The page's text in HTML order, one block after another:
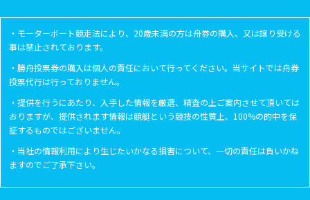
・モーターボート競走法により、20歳未満の方は舟券の購入、又は譲り受ける
事は禁止されております。
・勝舟投票券の購入は個人の責任において行ってください。当サイトでは舟券
投票代行は行っておりません。
・提供を行うにあたり、入手した情報を厳選、精査の上ご案内させて頂いては
おりますが、提供されます情報は競艇という競技の性質上、100%の的中を保
証するものではございません。
・当社の情報利用により生じたいかなる損害について、一切の責任は負いかね
ますのでご了承下さい。